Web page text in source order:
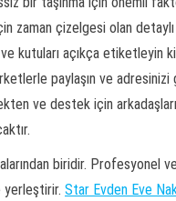
zaman çizelgesi olan
kutuları açıkça
paylaşın ve
ve destek için
biridir.
yerleştirir. Star Evden Eve